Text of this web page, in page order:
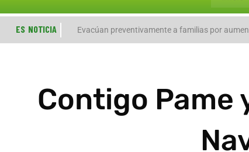
ES NOTICIA Evacúan preventivamente a familias por
Contigo Pame